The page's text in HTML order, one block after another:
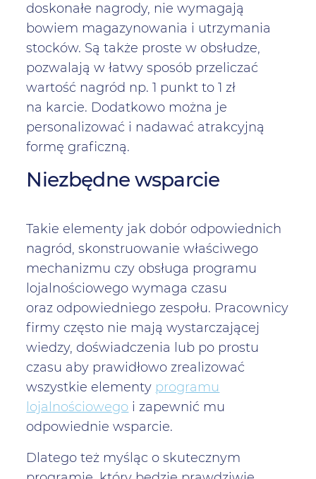
doskonałe nagrody, nie wymagają
bowiem magazynowania i utrzymania
stocków. Są także proste w obsłudze,
pozwalają w łatwy sposób przeliczać
wartość nagród np. 1 punkt to 1 zł
na karcie. Dodatkowo można je
personalizować i nadawać atrakcyjną
formę graficzną.
Niezbędne wsparcie
Takie elementy jak dobór odpowiednich
nagród, skonstruowanie właściwego
mechanizmu czy obsługa programu
lojalnościowego wymaga czasu
oraz odpowiedniego zespołu. Pracownicy
firmy często nie mają wystarczającej
wiedzy, doświadczenia lub po prostu
czasu aby prawidłowo zrealizować
wszystkie elementy programu
lojalnościowego i zapewnić mu
odpowiednie wsparcie.
Dlatego też myśląc o skutecznym